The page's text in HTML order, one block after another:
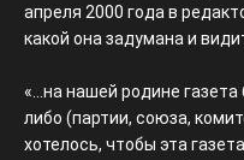
апреля 2000 года в
какой она задумана и
«...на нашей родине
либо (партии, союза,
хотелось, чтобы эта